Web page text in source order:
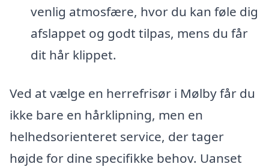
venlig atmosfære, hvor du kan føle dig
afslappet og godt tilpas, mens du får
dit hår klippet.
Ved at vælge en herrefrisør i Mølby får du
ikke bare en hårklipning, men en
helhedsorienteret service, der tager
højde for dine specifikke behov. Uanset